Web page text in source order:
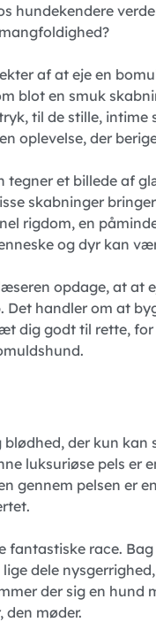
hundekendere
af at eje en
blot en smuk
til de stille,
oplevelse, der
et billede af
skabninger
rigdom, en
og dyr kan
opdage, at at
handler om at
dig godt til rette,
der kun
luksuriøse pels er
gennem pelsen er
fantastiske race.
dele
der sig en hund
møder.